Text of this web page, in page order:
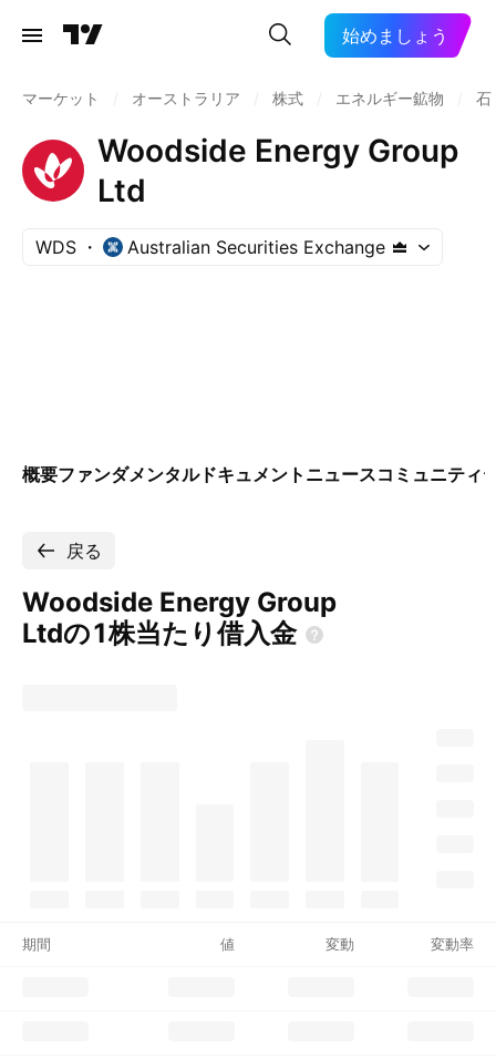
始めましょう
マーケット オーストラリア 株式 エネルギー鉱物 石
Woodside Energy Group
Ltd
WDS Australian Securities Exchange
概要ファンダメンタルドキュメント ニュースコミュニティ
戻る
Woodside Energy Group
Ltdの1株当たり借入金
期間 値 変動 変動率